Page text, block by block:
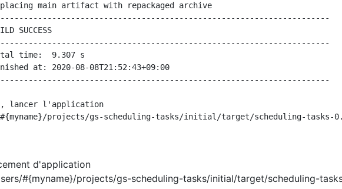
main artifact with repackaged archive
------------------------------------------------------------------------
SUCCESS
------------------------------------------------------------------------
time:  9.307 s
at: 2020-08-08T21:52:43+09:00
------------------------------------------------------------------------
lancer l'application
projects/gs-scheduling-tasks/initial/target/scheduling-tasks-
d'application
#{myname}/projects/gs-scheduling-tasks/initial/target/scheduling-